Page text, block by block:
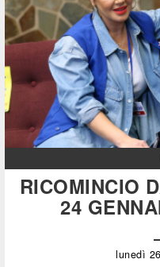
RICOMINCIO
24
lunedì